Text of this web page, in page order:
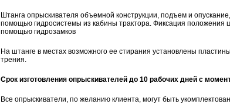
Штанга опрыскивателя объемной конструкции, подъем и
помощью гидросистемы из кабины трактора. Фиксация положения
помощью гидрозамков
На штанге в местах возможного ее стирания установлены
трения.
Срок изготовления опрыскивателей до 10 рабочих дней с
Все опрыскиватели, по желанию клиента, могут быть